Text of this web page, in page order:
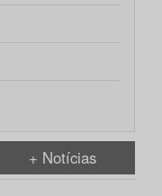
+ Notícias